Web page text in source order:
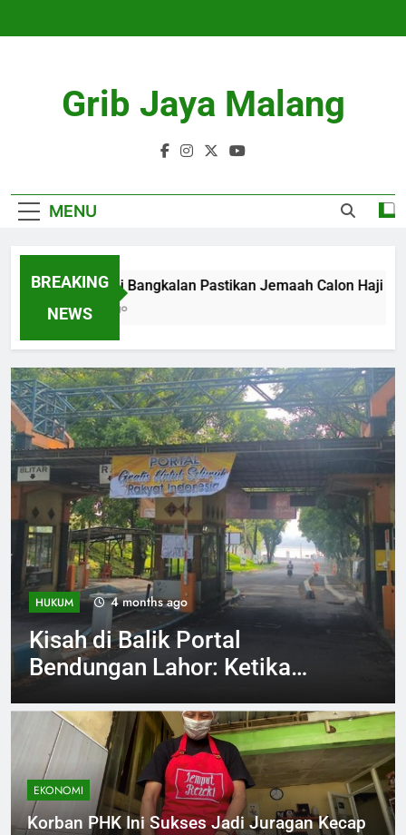
Grib Jaya Malang
MENU
BREAKING
NEWS
Kemenhaj Bangkalan Pastikan Jemaah Calon Haji Aman
4 Months Ago
INVESTIGASI 4 months ago
Jelang Arema vs Persebaya
Aremania Ikrarkan Jaga
EKONOMI
Korban PHK Ini Sukses Jadi Juragan Kecap